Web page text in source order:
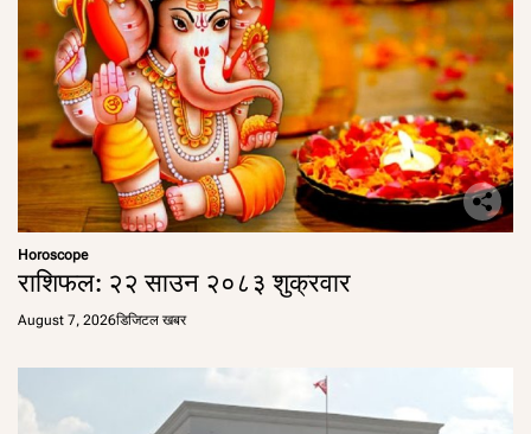
Horoscope
राशिफल: २२ साउन २०८३ शुक्रवार
August 7, 2026डिजिटल खबर